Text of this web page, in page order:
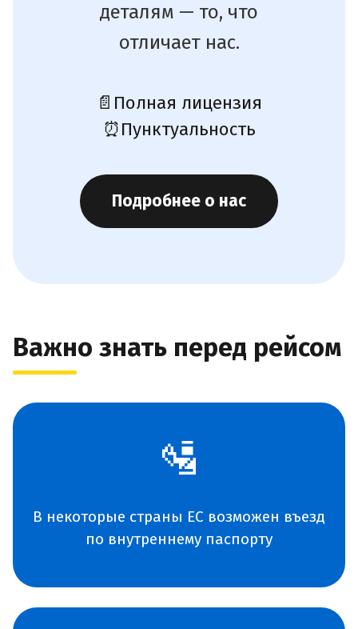
деталям — то, что
отличает нас.
📄 Полная лицензия
⏰Пунктуальность
Подробнее о нас
Важно знать перед рейсом
🛂
В некоторые страны ЕС возможен въезд
по внутреннему паспорту